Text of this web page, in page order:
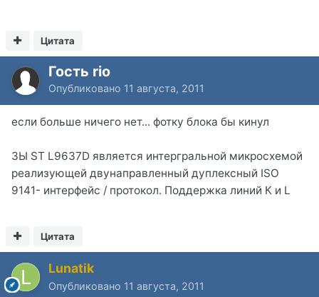
Цитата
Гость rio
Опубликовано 11 августа, 2011
если больше ничего нет... фотку блока бы кинул
ЗЫ ST L9637D является интергральной микросхемой
реализующей двунаправленный дуплексный ISO
9141- интерфейс / протокол. Поддержка линий К и L
Цитата
Lunatik
Опубликовано 11 августа, 2011